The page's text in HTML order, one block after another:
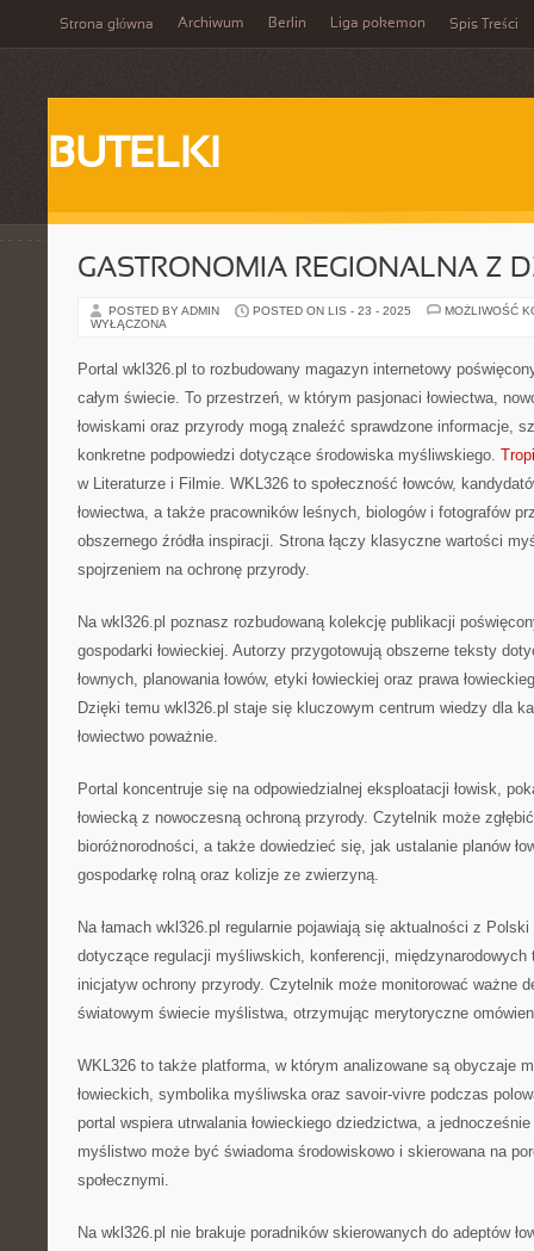
Strona główna Archiwum Berlin Liga pokemon Spis Treści
BUTELKI
GASTRONOMIA REGIONALNA Z
POSTED BY ADMIN POSTED ON LIS - 23 - 2025
MOŻLIWOŚĆ
WYŁĄCZONA
Portal wkl326.pl to rozbudowany magazyn internetowy
całym świecie. To przestrzeń, w którym pasjonaci łowiectwa,
łowiskami oraz przyrody mogą znaleźć sprawdzone informacje,
konkretne podpowiedzi dotyczące środowiska myśliwskiego.
w Literaturze i Filmie. WKL326 to społeczność łowców,
łowiectwa, a także pracowników leśnych, biologów i fotografów
obszernego źródła inspiracji. Strona łączy klasyczne wartości
spojrzeniem na ochronę przyrody.
Na wkl326.pl poznasz rozbudowaną kolekcję publikacji
gospodarki łowieckiej. Autorzy przygotowują obszerne teksty
łownych, planowania łowów, etyki łowieckiej oraz prawa
Dzięki temu wkl326.pl staje się kluczowym centrum wiedzy dla
łowiectwo poważnie.
Portal koncentruje się na odpowiedzialnej eksploatacji łowisk,
łowiecką z nowoczesną ochroną przyrody. Czytelnik może
bioróżnorodności, a także dowiedzieć się, jak ustalanie planów
gospodarkę rolną oraz kolizje ze zwierzyną.
Na łamach wkl326.pl regularnie pojawiają się aktualności z
dotyczące regulacji myśliwskich, konferencji,
inicjatyw ochrony przyrody. Czytelnik może monitorować ważne
światowym świecie myślistwa, otrzymując merytoryczne
WKL326 to także platforma, w którym analizowane są obyczaje
łowieckich, symbolika myśliwska oraz savoir-vivre podczas
portal wspiera utrwalania łowieckiego dziedzictwa, a
myślistwo może być świadoma środowiskowo i skierowana na
społecznymi.
Na wkl326.pl nie brakuje poradników skierowanych do adeptów